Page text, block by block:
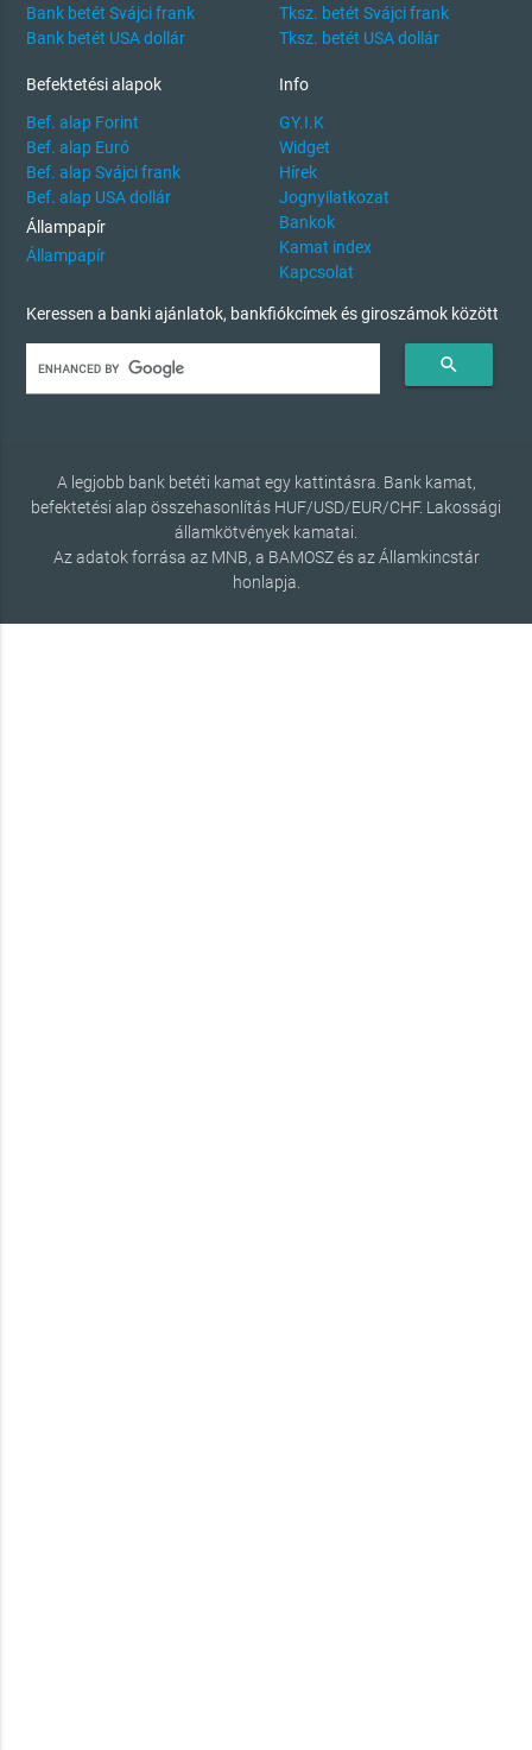
Bank betét Svájci frank
Bank betét USA dollár
Tksz. betét Svájci frank
Tksz. betét USA dollár
Befektetési alapok
Bef. alap Forint
Bef. alap Euró
Bef. alap Svájci frank
Bef. alap USA dollár
Állampapír
Állampapír
Info
GY.I.K
Widget
Hírek
Jognyilatkozat
Bankok
Kamat index
Kapcsolat
Keressen a banki ajánlatok, bankfiókcímek és giroszámok között
search
A legjobb bank betéti kamat egy kattintásra. Bank kamat,
befektetési alap összehasonlítás HUF/USD/EUR/CHF. Lakossági
államkötvények kamatai.
Az adatok forrása az MNB, a BAMOSZ és az Államkincstár
honlapja.